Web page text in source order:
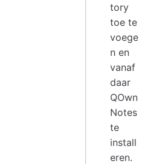
tory
toe te
voege
n en
vanaf
daar
QOwn
Notes
te
install
eren.